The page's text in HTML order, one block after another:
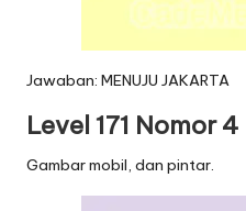
Jawaban: MENUJU JAKARTA
Level 171 Nomor 4
Gambar mobil, dan pintar.